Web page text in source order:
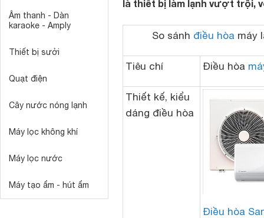
Âm thanh - Dàn
karaoke - Amply
Thiết bị sưởi
Quạt điện
Cây nước nóng lạnh
Máy lọc không khí
Máy lọc nước
Máy tạo ẩm - hút ẩm
là thiết bị làm lạnh vượt trội,
So sánh điều hòamáy
Tiêu chí Điều hòa
Thiết kế, kiểu
dáng điều hòa
Điều hòa